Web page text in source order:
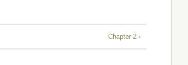
Chapter 2 ›